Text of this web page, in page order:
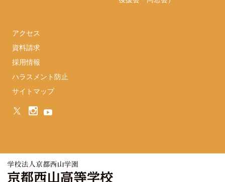
アクセス
資料請求
採用情報
ハラスメント防止
サイトマップ